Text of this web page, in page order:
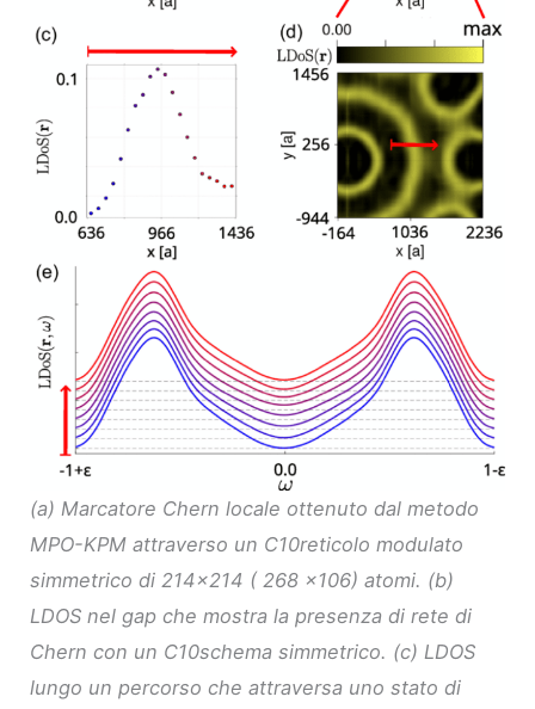
(a) Marcatore Chern locale ottenuto dal metodo
MPO-KPM attraverso un C10reticolo modulato
simmetrico di 214×214 ( 268 ×106) atomi. (b)
LDOS nel gap che mostra la presenza di rete di
Chern con un C10schema simmetrico. (c) LDOS
lungo un percorso che attraversa uno stato di